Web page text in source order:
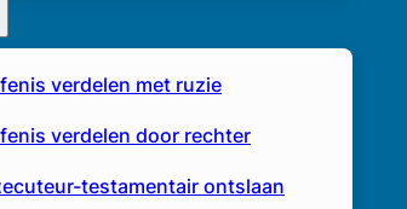
verdelen met ruzie
verdelen door rechter
testamentair ontslaan